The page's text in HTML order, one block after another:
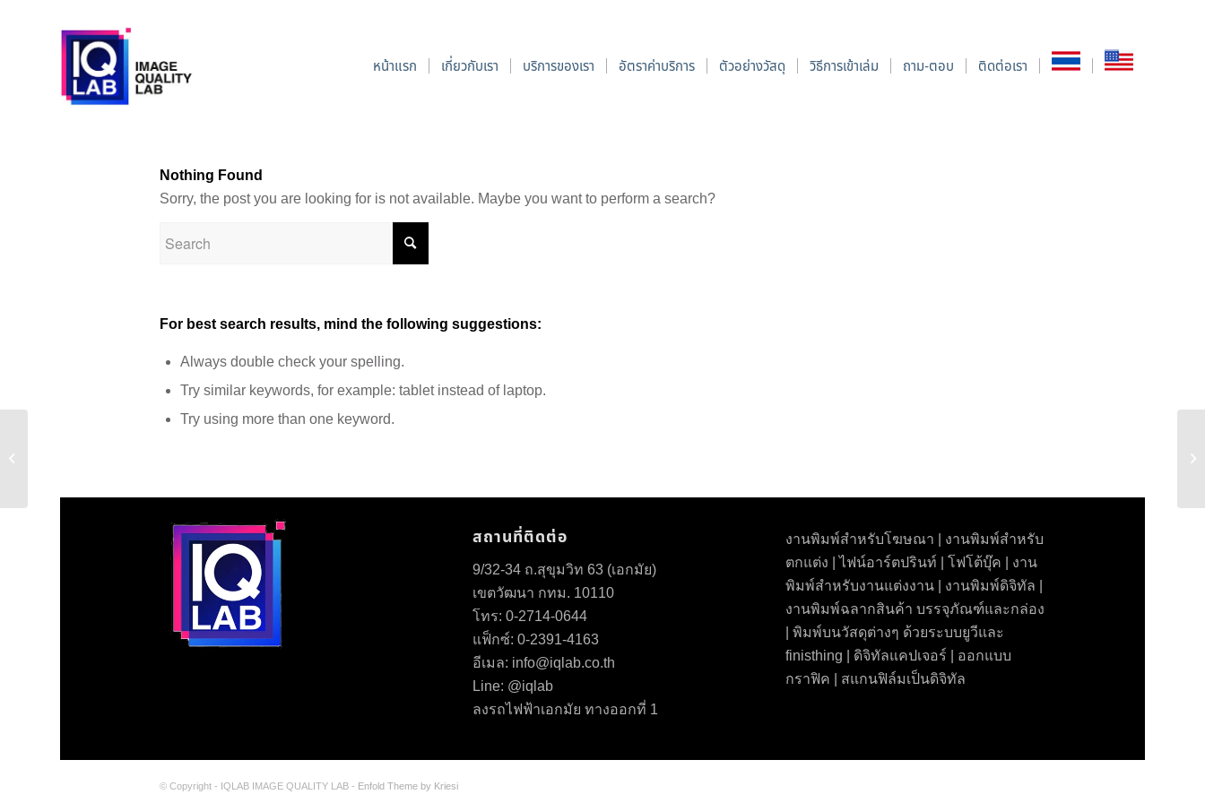
หน้าแรก เกี่ยวกับเรา บริการของเรา อัตราค่าบริการ ตัวอย่างวัสดุ วิธีการเข้าเล่ม ถาม-ตอบ ติดต่อเรา
Nothing Found
Sorry, the post you are looking for is not available. Maybe you want to perform a search?
For best search results, mind the following suggestions:
Always double check your spelling.
Try similar keywords, for example: tablet instead of laptop.
Try using more than one keyword.
สถานที่ติดต่อ
9/32-34 ถ.สุขุมวิท 63 (เอกมัย)
เขตวัฒนา กทม. 10110
โทร: 0-2714-0644
แฟ็กซ์: 0-2391-4163
อีเมล: info@iqlab.co.th
Line: @iqlab
ลงรถไฟฟ้าเอกมัย ทางออกที่ 1
งานพิมพ์สำหรับโฆษณา | งานพิมพ์สำหรับ
ตกแต่ง | ไฟน์อาร์ตปรินท์ | โฟโต้บุ๊ค | งาน
พิมพ์สำหรับงานแต่งงาน | งานพิมพ์ดิจิทัล |
งานพิมพ์ฉลากสินค้า บรรจุภัณฑ์และกล่อง
| พิมพ์บนวัสดุต่างๆ ด้วยระบบยูวีและ
finisthing | ดิจิทัลแคปเจอร์ | ออกแบบ
กราฟิค | สแกนฟิล์มเป็นดิจิทัล
© Copyright - IQLAB IMAGE QUALITY LAB - Enfold Theme by Kriesi